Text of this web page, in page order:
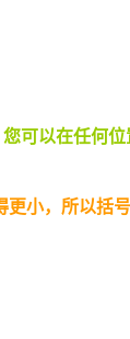
可以在任
小，所以